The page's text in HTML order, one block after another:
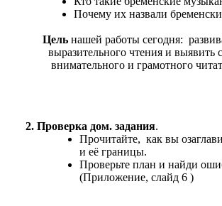
Почему их назвали
Цель нашей работы сегодня:
выразительного чтения и выявить
внимательного и грамотного
2. Проверка дом. задания.
Прочитайте, как вы
и её границы.
Проверьте план и найди
(Приложение, слайд 6 )